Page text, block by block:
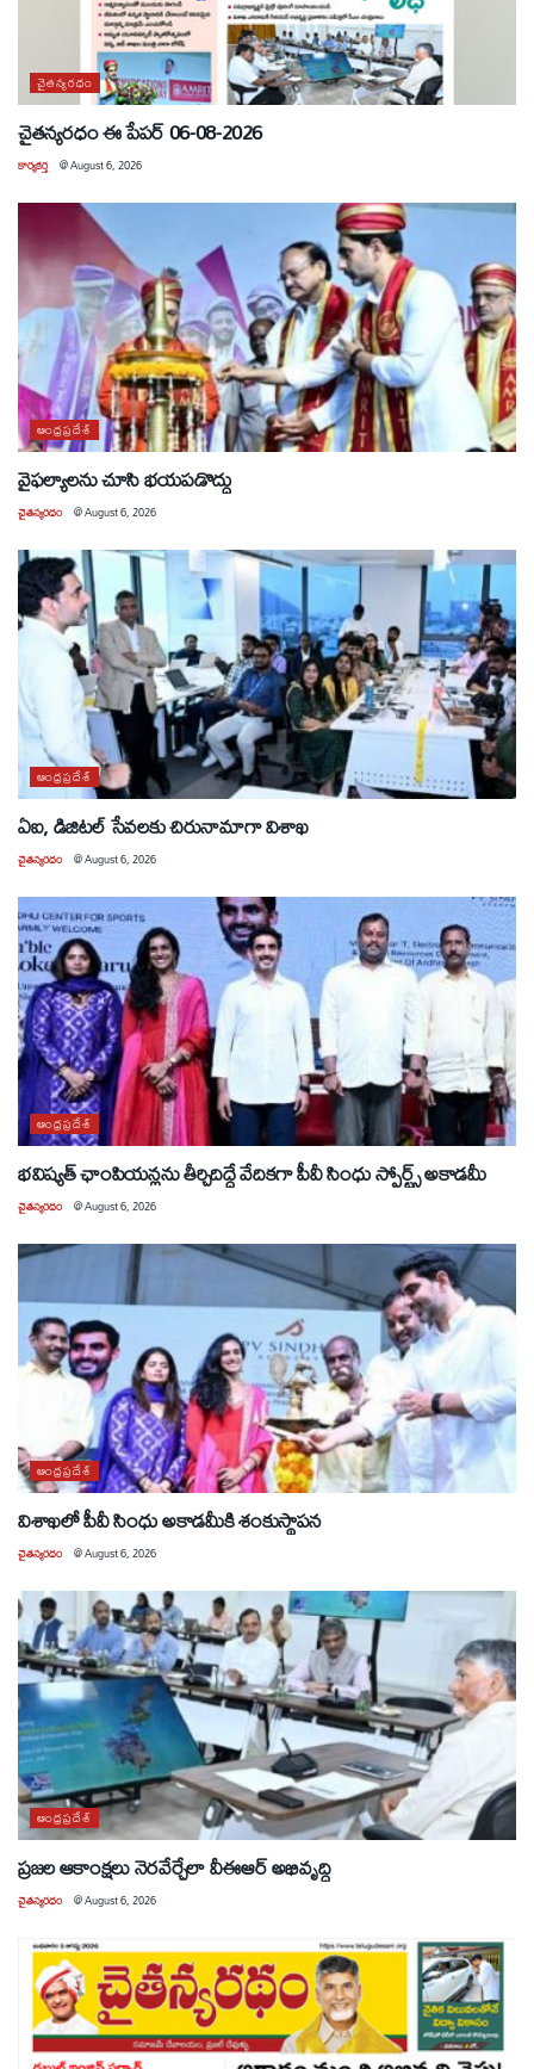
చైతన్యరధం
చైతన్యరధం ఈ పేపర్ 06-08-2026
కార్యకర్త @August 6, 2026
ఆంధ్రప్రదేశ్
వైఫల్యాలను చూసి భయపడొద్దు
చైతన్యరధం @August 6, 2026
ఆంధ్రప్రదేశ్
ఏఐ, డిజిటల్ సేవలకు చిరునామాగా విశాఖ
చైతన్యరధం @August 6, 2026
ఆంధ్రప్రదేశ్
భవిష్యత్ ఛాంపియన్లను తీర్చిదిద్దే వేదికగా పీవీ సింధు స్పోర్ట్స్ అకాడమీ
చైతన్యరధం @August 6, 2026
ఆంధ్రప్రదేశ్
విశాఖలో పీవీ సింధు అకాడమీకి శంకుస్థాపన
చైతన్యరధం @August 6, 2026
ఆంధ్రప్రదేశ్
ప్రజల ఆకాంక్షలు నెరవేర్చేలా వీఈఆర్ అభివృద్ధి
చైతన్యరధం @August 6, 2026